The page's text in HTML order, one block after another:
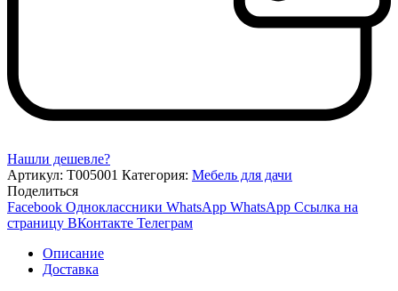
Нашли дешевле?
Артикул: Т005001 Категория: Мебель для дачи
Поделиться
Facebook Одноклассники WhatsApp WhatsApp Ссылка на
страницу ВКонтакте Телеграм
Описание
Доставка